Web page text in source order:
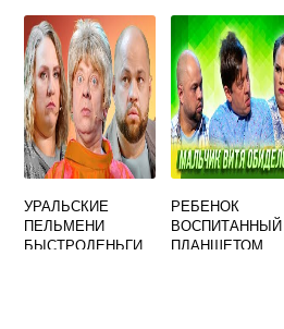
УРАЛЬСКИЕ
ПЕЛЬМЕНИ
БЫСТРОДЕНЬГИ
РЕБЕНОК
ВОСПИТАННЫЙ
ПЛАНШЕТОМ